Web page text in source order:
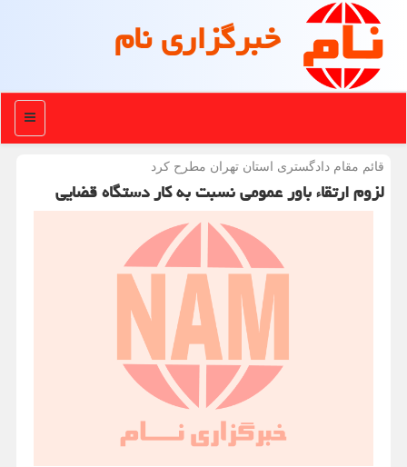
خبرگزاری نام
منو
قائم مقام دادگستری استان تهران مطرح كرد
لزوم ارتقاء باور عمومی نسبت به کار دستگاه قضایی